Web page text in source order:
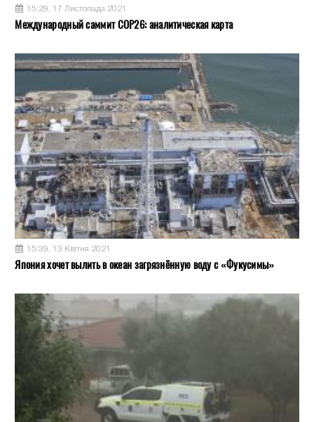
15:29, 17 Листопада 2021
Международный саммит COP26: аналитическая карта
15:39, 13 Квітня 2021
Япония хочет вылить в океан загрязнённую воду с «Фукусимы»